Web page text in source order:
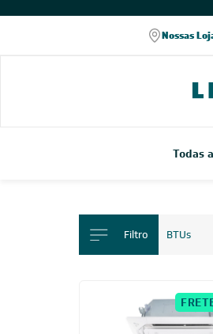
Nossas
Todas
Filtro BTUs